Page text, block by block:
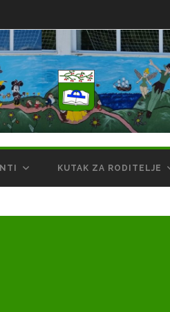
KUTAK ZA RODITELJE